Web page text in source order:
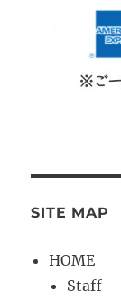
SITE MAP
HOME
Staff